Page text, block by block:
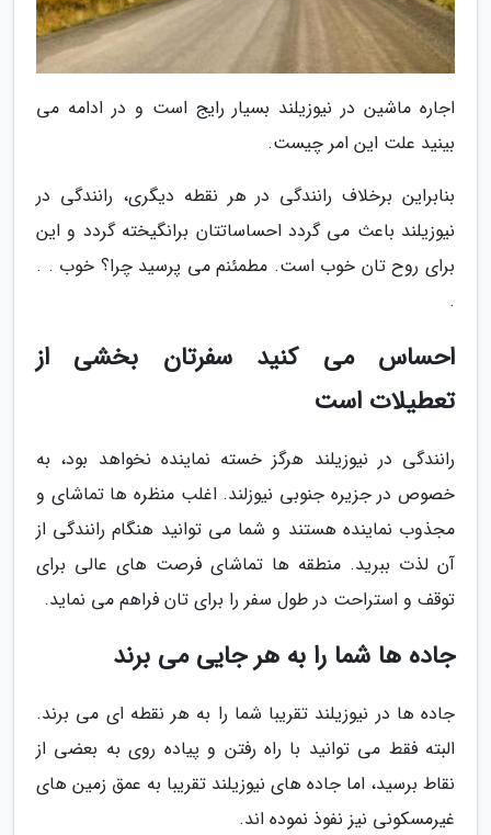
اجاره ماشین در نیوزیلند بسیار رایج است و در ادامه می
بینید علت این امر چیست.
بنابراین برخلاف رانندگی در هر نقطه دیگری، رانندگی در
نیوزیلند باعث می گردد احساساتتان برانگیخته گردد و این
برای روح تان خوب است. مطمئنم می پرسید چرا؟ خوب . .
.
احساس می کنید سفرتان بخشی از
تعطیلات است
رانندگی در نیوزیلند هرگز خسته نماینده نخواهد بود، به
خصوص در جزیره جنوبی نیوزلند. اغلب منظره ها تماشای و
مجذوب نماینده هستند و شما می توانید هنگام رانندگی از
آن لذت ببرید. منطقه ها تماشای فرصت های عالی برای
توقف و استراحت در طول سفر را برای تان فراهم می نماید.
جاده ها شما را به هر جایی می برند
جاده ها در نیوزیلند تقریبا شما را به هر نقطه ای می برند.
البته فقط می توانید با راه رفتن و پیاده روی به بعضی از
نقاط برسید، اما جاده های نیوزیلند تقریبا به عمق زمین های
غیرمسکونی نیز نفوذ نموده اند.